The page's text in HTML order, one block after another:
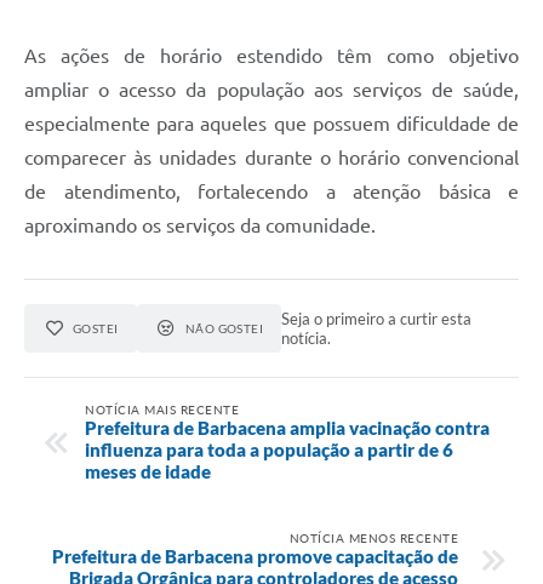
As ações de horário estendido têm como objetivo
ampliar o acesso da população aos serviços de saúde,
especialmente para aqueles que possuem dificuldade de
comparecer às unidades durante o horário convencional
de atendimento, fortalecendo a atenção básica e
aproximando os serviços da comunidade.
GOSTEI NÃO GOSTEI
Seja o primeiro a curtir esta
notícia.
NOTÍCIA MAIS RECENTE
Prefeitura de Barbacena amplia vacinação contra
influenza para toda a população a partir de 6
meses de idade
NOTÍCIA MENOS RECENTE
Prefeitura de Barbacena promove capacitação de
Brigada Orgânica para controladores de acesso